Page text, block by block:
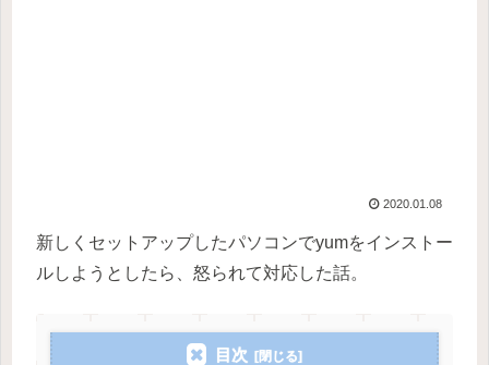
2020.01.08
新しくセットアップしたパソコンでyumをインストー
ルしようとしたら、怒られて対応した話。
目次